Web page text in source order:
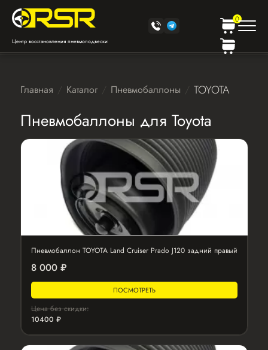
Центр восстановления пневмоподвески
0
Главная Каталог Пневмобаллоны TOYOTA
Пневмобаллоны для Toyota
Пневмобаллон TOYOTA Land Cruiser Prado J120 задний правый
8 000 ₽
ПОСМОТРЕТЬ
Цена без скидки:
10400 ₽